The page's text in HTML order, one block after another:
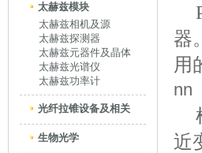
太赫兹模块
太赫兹相机及源
太赫兹探测器
太赫兹元器件及晶体
太赫兹光谱仪
太赫兹功率计
光纤拉锥设备及相关
生物光学
器。
用
nn
近